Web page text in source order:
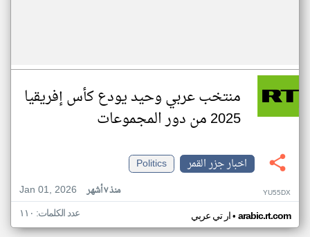
منتخب عربي وحيد يودع كأس إفريقيا
2025 من دور المجموعات
اخبار جزر القمر
Politics
Jan 01, 2026
منذ ٧ أشهر YU55DX
ار تي عربي• arabic.rt.com عدد الكلمات: ١١٠